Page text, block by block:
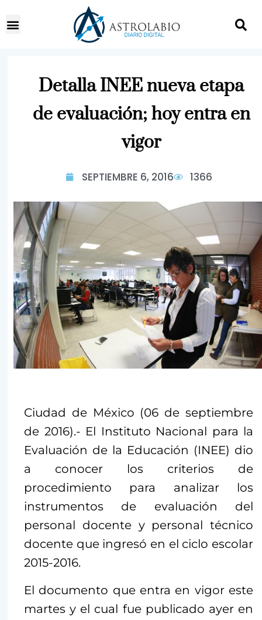
Detalla INEE nueva etapa
de evaluación; hoy entra en
vigor
SEPTIEMBRE 6, 2016 1366
Ciudad de México (06 de septiembre
de 2016).- El Instituto Nacional para la
Evaluación de la Educación (INEE) dio
a conocer los criterios de
procedimiento para analizar los
instrumentos de evaluación del
personal docente y personal técnico
docente que ingresó en el ciclo escolar
2015-2016.
El documento que entra en vigor este
martes y el cual fue publicado ayer en